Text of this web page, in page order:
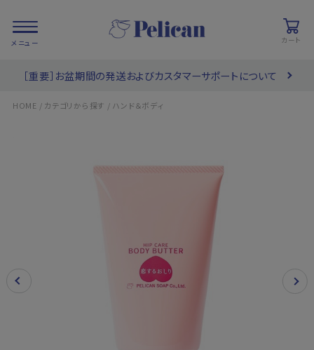
カート
/ ブランド一覧
［重要］お盆期間の発送およびカスタマーサポートについて
HOME / カテゴリから探す / ハンド＆ボディ